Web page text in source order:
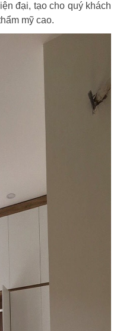
đại, tạo cho quý khách
mỹ cao.